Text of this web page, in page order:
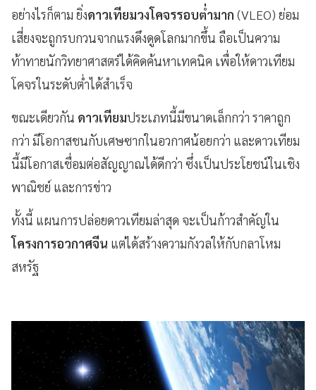
อย่างไรก็ตาม ยิ่งดาวเทียมวงโคจรรอบต่ำมาก (VLEO) ย่อม
เสี่ยงจะถูกรบกวนจากแรงดึงดูดโลกมากขึ้น ถือเป็นความ
ท้าทายนักวิทยาศาสตร์ได้คิดค้นหาเทคนิค เพื่อให้ดาวเทียม
โคจรในระดับต่ำได้สำเร็จ
ขณะเดียวกัน ดาวเทียมประเภทนี้มีขนาดเล็กกว่า ราคาถูก
กว่า มีโอกาสชนกับเศษซากในอวกาศน้อยกว่า และดาวเทียม
นี้มีโอกาสเชื่อมต่อสัญญาณได้ดีกว่า ซึ่งเป็นประโยชน์ในเชิง
พาณิชย์ และการข่าว
ทั้งนี้ แผนการปล่อยดาวเทียมล่าสุด จะเป็นก้าวสำคัญใน
โครงการอวกาศจีน แต่ได้สร้างความกังวลให้กับกลาโหม
สหรัฐ